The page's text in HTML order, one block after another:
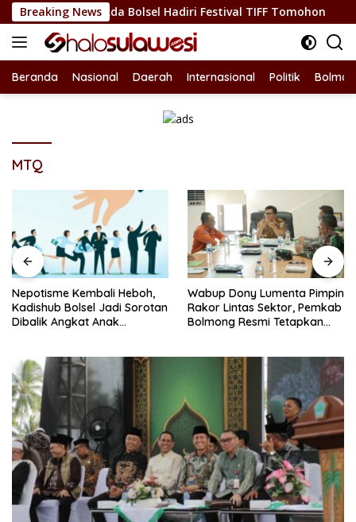
Langsung
ke
konten
Breaking News
Sekda Bolsel Hadiri Festival TIFF Tomohon
Beranda Nasional Daerah Internasional Politik
MTQ
Nepotisme Kembali Heboh,
Kadishub Bolsel Jadi Sorotan
Dibalik Angkat Anak
Wabup Dony Lumenta Pimpin
Rakor Lintas Sektor, Pemkab
Bolmong Resmi Tetapkan